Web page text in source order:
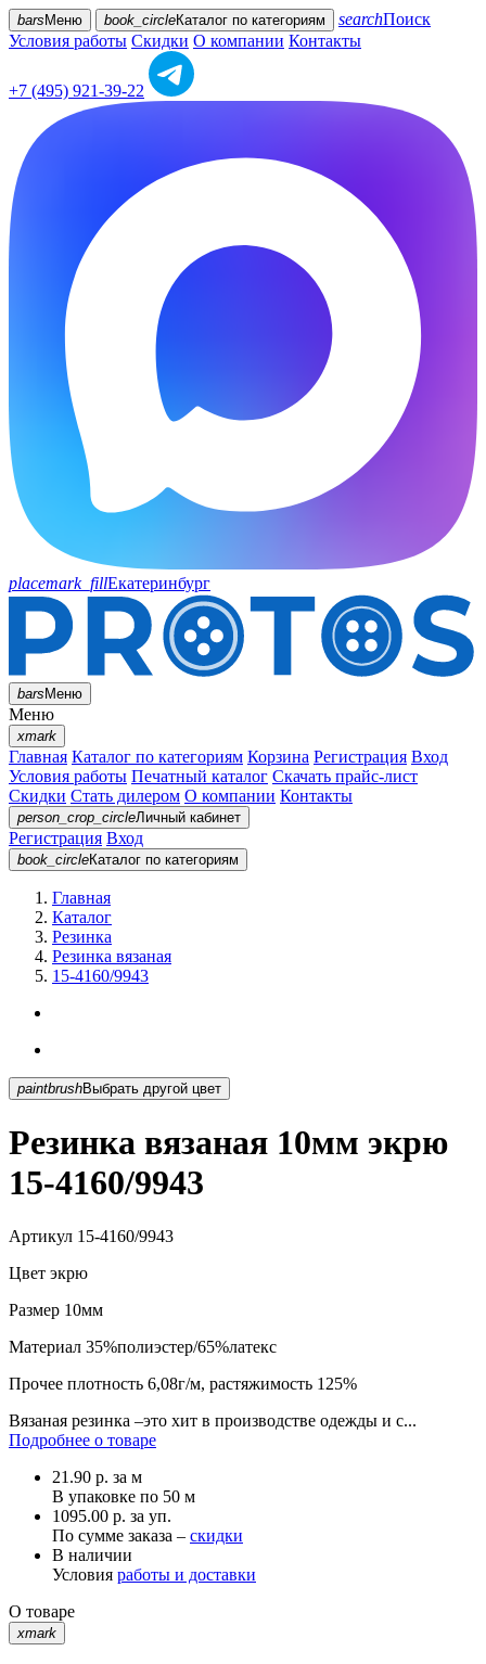
bars Меню book_circleКаталог по категориям searchПоиск
Условия работы Скидки О компании Контакты
+7 (495) 921-39-22
placemark_fillЕкатеринбург
barsМеню
Меню
xmark
Главная Каталог по категориям Корзина Регистрация Вход
Условия работы Печатный каталог Скачать прайс-лист
Скидки Стать дилером О компании Контакты
person_crop_circleЛичный кабинет
Регистрация Вход
book_circleКаталог по категориям
Главная
Каталог
Резинка
Резинка вязаная
15-4160/9943
paintbrush Выбрать другой цвет
Резинка вязаная 10мм экрю
15-4160/9943
Артикул 15-4160/9943
Цвет экрю
Размер 10мм
Материал 35%полиэстер/65%латекс
Прочее плотность 6,08г/м, растяжимость 125%
Вязаная резинка –это хит в производстве одежды и с...
Подробнее о товаре
21.90 р. за м
В упаковке по 50 м
1095.00 р. за уп.
По сумме заказа – скидки
В наличии
Условия работы и доставки
О товаре
xmark